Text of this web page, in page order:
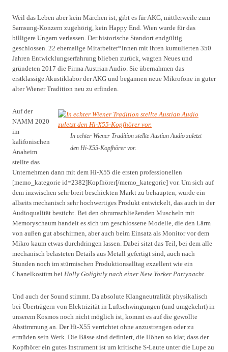
Weil das Leben aber kein Märchen ist, gibt es für AKG, mittlerweile zum
Samsung-Konzern zugehörig, kein Happy End. Wien wurde für das
billigere Ungarn verlassen. Der historische Standort endgültig
geschlossen. 22 ehemalige Mitarbeiter*innen mit ihren kumulierten 350
Jahren Entwicklungserfahrung blieben zurück, wagten Neues und
gründeten 2017 die Firma Austrian Audio. Sie übernahmen das
erstklassige Akustiklabor der AKG und begannen neue Mikrofone in guter
alter Wiener Tradition neu zu erfinden.
In echter Wiener Tradition stellte Austian Audio zuletzt
den Hi-X55-Kopfhörer vor.
Auf der
NAMM 2020
im
kalifonischen
Anaheim
stellte das
Unternehmen dann mit dem Hi-X55 die ersten professionellen
[memo_kategorie id=2382]Kopfhörer[/memo_kategorie] vor. Um sich auf
dem inzwischen sehr breit beschickten Markt zu behaupten, wurde ein
allseits mechanisch sehr hochwertiges Produkt entwickelt, das auch in der
Audioqualität besticht. Bei den ohrumschließenden Muscheln mit
Memoryschaum handelt es sich um geschlossene Modelle, die den Lärm
von außen gut abschirmen, aber auch beim Einsatz als Monitor vor dem
Mikro kaum etwas durchdringen lassen. Dabei sitzt das Teil, bei dem alle
mechanisch belasteten Details aus Metall gefertigt sind, auch nach
Stunden noch im stürmischen Produktionsalltag exzellent wie ein
Chanelkostüm bei Holly Golightly nach einer New Yorker Partynacht.
Und auch der Sound stimmt. Da absolute Klangneutralität physikalisch
bei Überträgern von Elektrizität in Luftschwingungen (und umgekehrt) in
unserem Kosmos noch nicht möglich ist, kommt es auf die gewollte
Abstimmung an. Der Hi-X55 verrichtet ohne anzustrengen oder zu
ermüden sein Werk. Die Bässe sind definiert, die Höhen so klar, dass der
Kopfhörer ein gutes Instrument ist um kritische S-Laute unter die Lupe zu